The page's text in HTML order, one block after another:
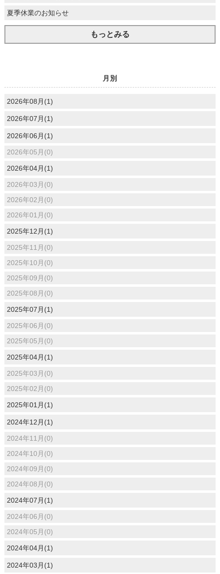
夏季休業のお知らせ
もっとみる
月別
2026年08月(1)
2026年07月(1)
2026年06月(1)
2026年05月(0)
2026年04月(1)
2026年03月(0)
2026年02月(0)
2026年01月(0)
2025年12月(1)
2025年11月(0)
2025年10月(0)
2025年09月(0)
2025年08月(0)
2025年07月(1)
2025年06月(0)
2025年05月(0)
2025年04月(1)
2025年03月(0)
2025年02月(0)
2025年01月(1)
2024年12月(1)
2024年11月(0)
2024年10月(0)
2024年09月(0)
2024年08月(0)
2024年07月(1)
2024年06月(0)
2024年05月(0)
2024年04月(1)
2024年03月(1)